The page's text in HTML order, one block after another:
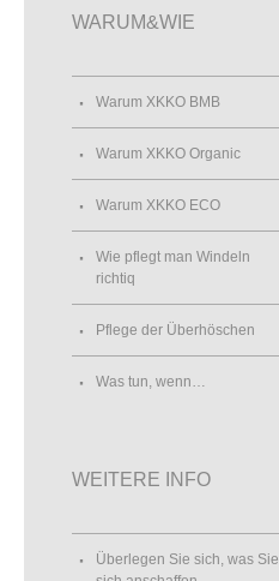
WARUM&WIE
Warum XKKO BMB
Warum XKKO Organic
Warum XKKO ECO
Wie pflegt man Windeln
richtiq
Pflege der Überhöschen
Was tun, wenn…
WEITERE INFO
Überlegen Sie sich, was Sie